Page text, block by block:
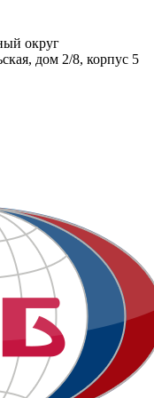
округ
дом 2/8, корпус 5